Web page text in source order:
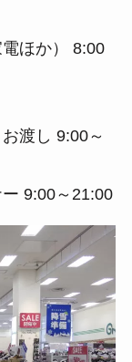
ほか） 8:00
渡し 9:00～
9:00～21:00